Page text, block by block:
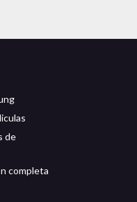
de
completa